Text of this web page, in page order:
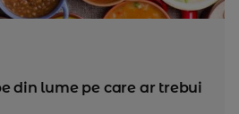
din lume pe care ar trebui